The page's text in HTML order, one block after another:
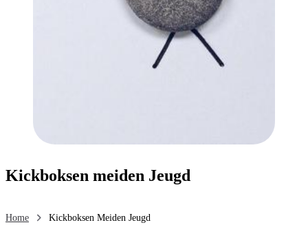
Kickboksen meiden Jeugd
Home Kickboksen Meiden Jeugd